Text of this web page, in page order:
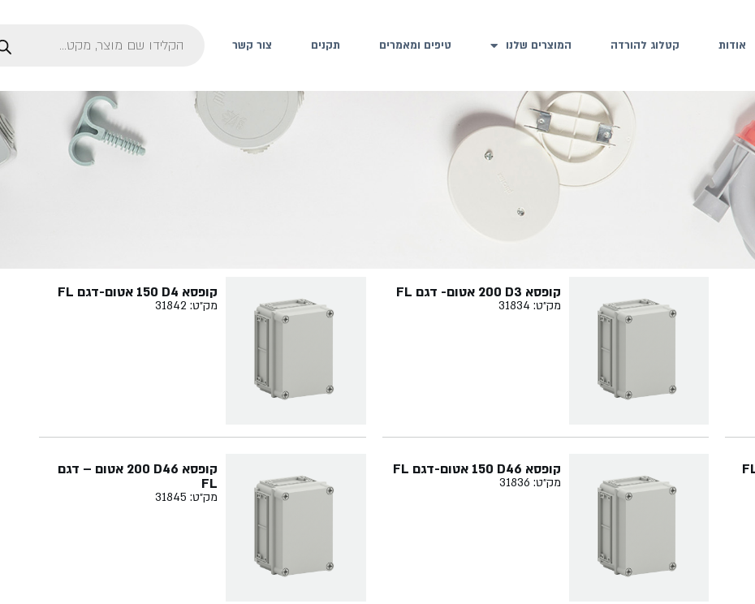
אודות קטלוג להורדה המוצרים שלנו טיפים ומאמרים תקנים צור קשר
קופסא ‏3‏D‏ ‏200 אטום- דגם FL
מק״ט: 31834
קופסא ‏4‏D‏ ‏150 אטום-דגם FL
מק״ט: 31842
קופסא ‏46‏D‏ ‏150 אטום-דגם FL
מק״ט: 31836
קופסא ‏46‏D‏ ‏200 אטום – דגם
FL
מק״ט: 31845